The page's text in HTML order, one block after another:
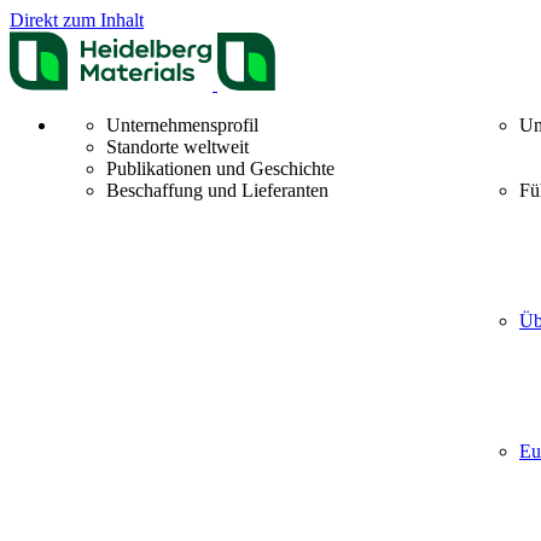
Direkt zum Inhalt
Unternehmensprofil
Standorte weltweit
Publikationen und Geschichte
Beschaffung und Lieferanten